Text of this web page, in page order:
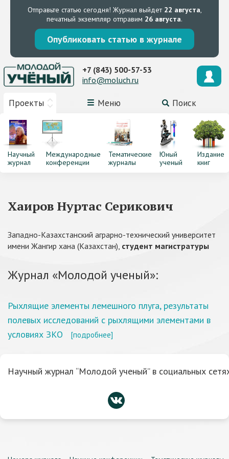
Отправьте статью сегодня! Журнал выйдет 22 августа,
печатный экземпляр отправим 26 августа.
Опубликовать статью в журнале
Проекты Меню Поиск
+7 (843) 500-57-53
info@moluch.ru
Научный
журнал
Международные
конференции
Тематические
журналы
Юный
ученый
Издание
книг
Хаиров Нуртас Серикович
Западно-Казахстанский аграрно-технический университет
имени Жангир хана (Казахстан), студент магистратуры
Журнал «Молодой ученый»:
Рыхлящие элементы лемешного плуга, результаты
полевых исследований с рыхлящими элементами в
условиях ЗКО
[подробнее]
Научный журнал “Молодой ученый” в социальных